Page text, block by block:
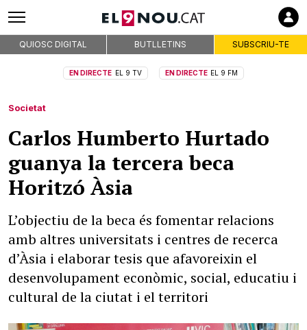
QUIOSC DIGITAL BUTLLETINS SUBSCRIU-TE
EN DIRECTE EL 9 TV EN DIRECTE EL 9 FM
Societat
Carlos Humberto Hurtado
guanya la tercera beca
Horitzó Àsia
L’objectiu de la beca és fomentar relacions
amb altres universitats i centres de recerca
d’Àsia i elaborar tesis que afavoreixin el
desenvolupament econòmic, social, educatiu i
cultural de la ciutat i el territori